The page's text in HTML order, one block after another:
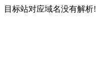
目标站对应域名没有解析!